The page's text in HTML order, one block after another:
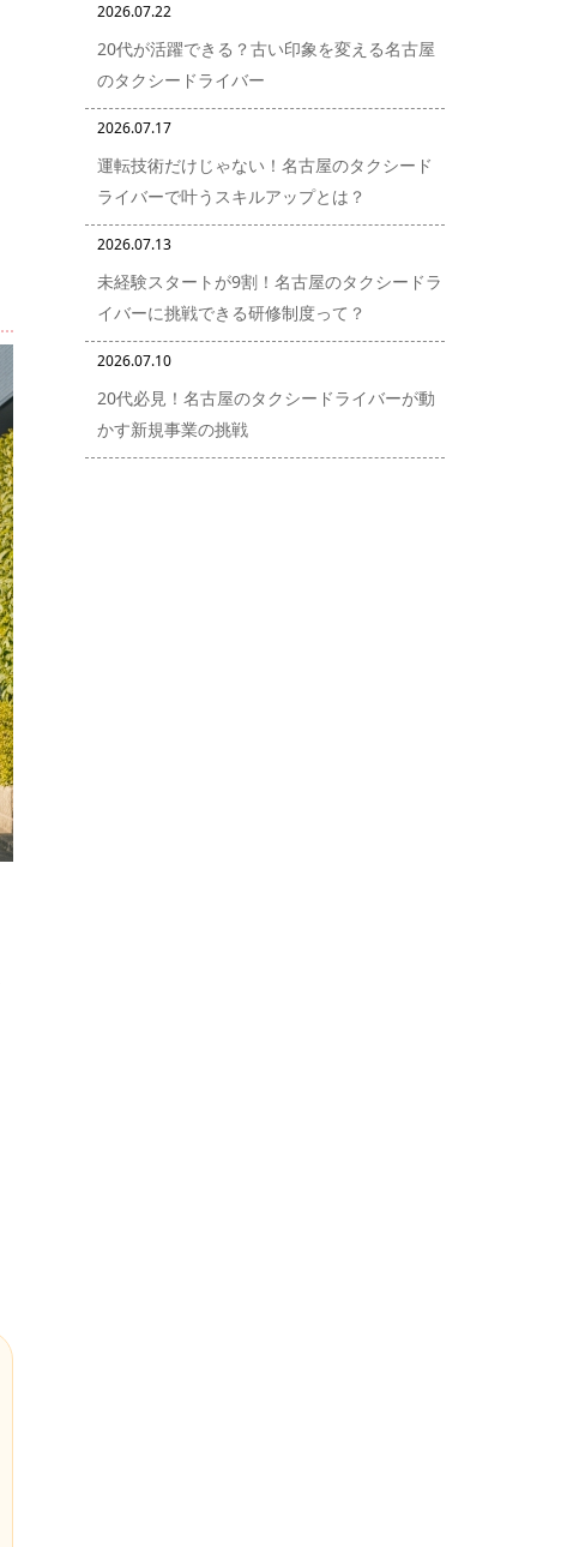
2026.07.22
20代が活躍できる？古い印象を変える名古屋
のタクシードライバー
2026.07.17
運転技術だけじゃない！名古屋のタクシード
ライバーで叶うスキルアップとは？
2026.07.13
未経験スタートが9割！名古屋のタクシードラ
イバーに挑戦できる研修制度って？
2026.07.10
20代必見！名古屋のタクシードライバーが動
かす新規事業の挑戦